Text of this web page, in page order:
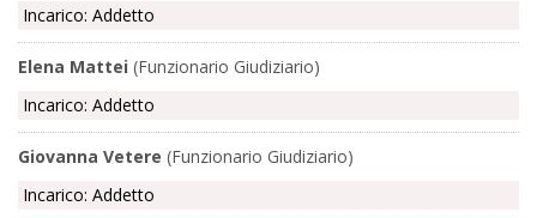
Incarico: Addetto
Elena Mattei (Funzionario Giudiziario)
Incarico: Addetto
Giovanna Vetere (Funzionario Giudiziario)
Incarico: Addetto